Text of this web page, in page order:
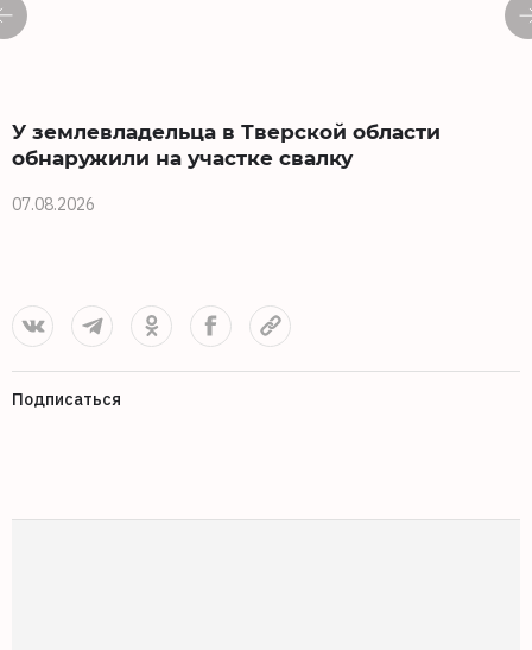
У землевладельца в Тверской области
обнаружили на участке свалку
07.08.2026
Подписаться